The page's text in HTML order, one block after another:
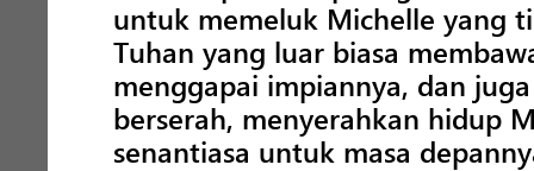
untuk memeluk Michelle yang
Tuhan yang luar biasa
menggapai impiannya, dan
berserah, menyerahkan hidup
senantiasa untuk masa